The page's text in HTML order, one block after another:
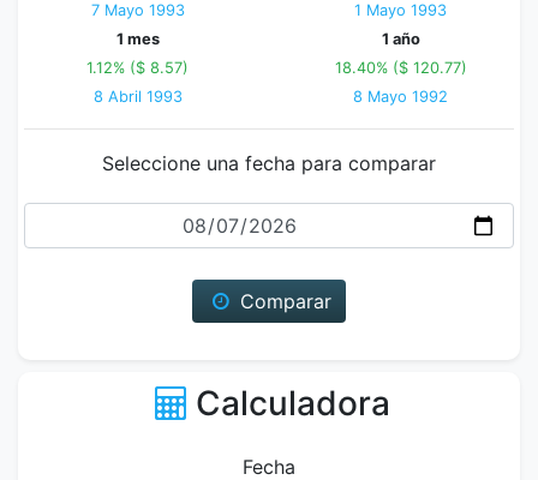
7 Mayo 1993
1 Mayo 1993
1 mes
1.12% ($ 8.57)
8 Abril 1993
1 año
18.40% ($ 120.77)
8 Mayo 1992
Seleccione una fecha para comparar
Fecha
Comparar
Calculadora
Fecha